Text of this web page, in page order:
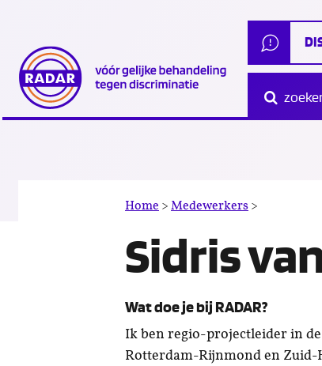
Home > Medewerkers >
Sidris
Wat doe je bij RADAR?
Ik ben regio-projectleider in
Rotterdam-Rijnmond en